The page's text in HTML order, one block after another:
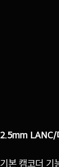
2.5mm LANC/
기본 캠코더 기